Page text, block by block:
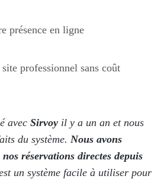
présence en ligne
professionnel sans coût
avecSirvoy il y a un an et nous
du système. Nous avons
réservations directes depuis
un système facile à utiliser pour